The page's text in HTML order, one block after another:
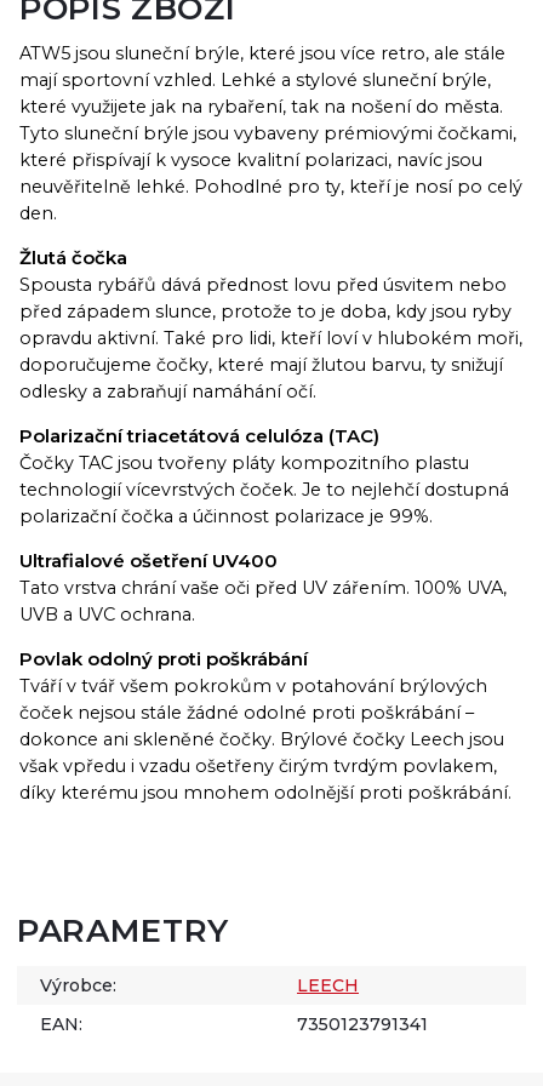
vícevrstvých čoček. Je to nejlehčí dostupná polarizační
UV400Tato vrstva chrání vaše oči před UV zářením.
100% UVA, UVB a UVC ochrana. Povlak odolný proti
poškrábáníTváří v tvář všem pokrokům v potahování
brýlových čoček nejsou stále žádné odolné proti
poškrábání – dokonce ani skleněné čočky. Brýlové čočky
Leech jsou však vpředu i vzadu ošetřeny čirým tvrdým
povlakem, díky kterému jsou mnohem odolnější proti
poškrábání. ...
POPIS ZBOŽÍ
ATW5 jsou sluneční brýle, které jsou více retro, ale stále
mají sportovní vzhled. Lehké a stylové sluneční brýle,
které využijete jak na rybaření, tak na nošení do města.
Tyto sluneční brýle jsou vybaveny prémiovými čočkami,
které přispívají k vysoce kvalitní polarizaci, navíc jsou
neuvěřitelně lehké. Pohodlné pro ty, kteří je nosí po celý
den.
Žlutá čočka
Spousta rybářů dává přednost lovu před úsvitem nebo
před západem slunce, protože to je doba, kdy jsou ryby
opravdu aktivní. Také pro lidi, kteří loví v hlubokém moři,
doporučujeme čočky, které mají žlutou barvu, ty snižují
odlesky a zabraňují namáhání očí.
Polarizační triacetátová celulóza (TAC)
Čočky TAC jsou tvořeny pláty kompozitního plastu
technologií vícevrstvých čoček. Je to nejlehčí dostupná
polarizační čočka a účinnost polarizace je 99%.
Ultrafialové ošetření UV400
Tato vrstva chrání vaše oči před UV zářením. 100% UVA,
UVB a UVC ochrana.
Povlak odolný proti poškrábání
Tváří v tvář všem pokrokům v potahování brýlových
čoček nejsou stále žádné odolné proti poškrábání –
dokonce ani skleněné čočky. Brýlové čočky Leech jsou
však vpředu i vzadu ošetřeny čirým tvrdým povlakem,
díky kterému jsou mnohem odolnější proti poškrábání.
PARAMETRY
Výrobce:
LEECH
EAN:
7350123791341